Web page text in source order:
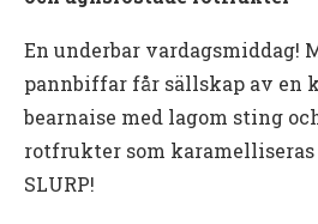
En underbar vardagsmiddag!
pannbiffar får sällskap av en
bearnaise med lagom sting
rotfrukter som
SLURP!